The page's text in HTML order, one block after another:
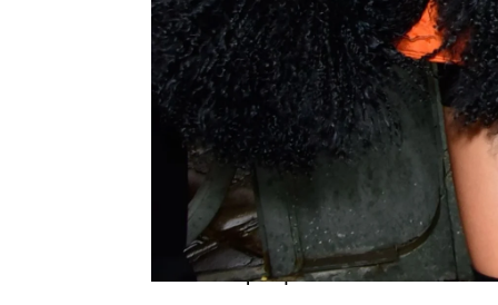
Europa Press
Publicado:15 de marzo de 2023, 16:25
El pasado fin de semana,
para reencontrarse con
Una visita que hacía
abandonaba la cárcel sin
completamente serio.
porqué.